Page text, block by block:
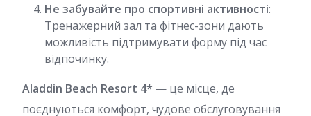
Не забувайте про спортивні активності:
Тренажерний зал та фітнес-зони дають
можливість підтримувати форму під час
відпочинку.
Aladdin Beach Resort 4* — це місце, де
поєднуються комфорт, чудове обслуговування